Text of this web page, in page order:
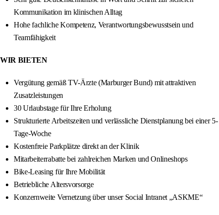
Kommunikation im klinischen Alltag
Hohe fachliche Kompetenz, Verantwortungsbewusstsein und
Teamfähigkeit
WIR BIETEN
Vergütung gemäß TV-Ärzte (Marburger Bund) mit attraktiven
Zusatzleistungen
30 Urlaubstage für Ihre Erholung
Strukturierte Arbeitszeiten und verlässliche Dienstplanung bei einer 5-
Tage-Woche
Kostenfreie Parkplätze direkt an der Klinik
Mitarbeiterrabatte bei zahlreichen Marken und Onlineshops
Bike-Leasing für Ihre Mobilität
Betriebliche Altersvorsorge
Konzernweite Vernetzung über unser Social Intranet „ASKME“